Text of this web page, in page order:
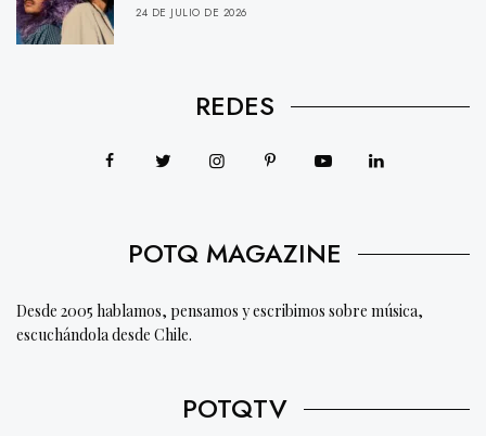
24 DE JULIO DE 2026
REDES
POTQ MAGAZINE
Desde 2005 hablamos, pensamos y escribimos sobre música,
escuchándola desde Chile.
POTQTV